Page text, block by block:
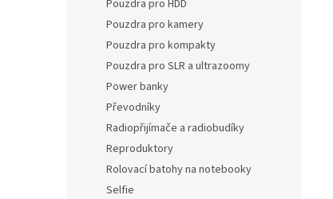
Pouzdra pro HDD
Pouzdra pro kamery
Pouzdra pro kompakty
Pouzdra pro SLR a ultrazoomy
Power banky
Převodníky
Radiopřijímače a radiobudíky
Reproduktory
Rolovací batohy na notebooky
Selfie